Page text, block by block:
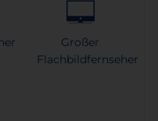
Großer
Flachbildfernseher